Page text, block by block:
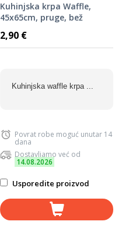
Kuhinjska krpa Waffle,
45x65cm, pruge, bež
2,90 €
Kuhinjska waffle krpa ...
Povrat robe moguć unutar 14
dana
Dostavljamo već od
14.08.2026
Usporedite proizvod